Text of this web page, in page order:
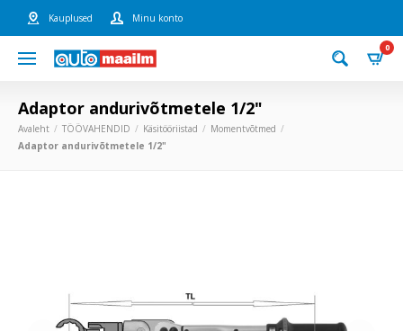
Kauplused Minu konto
0
Adaptor andurivõtmetele 1/2"
Avaleht TÖÖVAHENDID Käsitööriistad
Momentvõtmed
Adaptor andurivõtmetele 1/2"